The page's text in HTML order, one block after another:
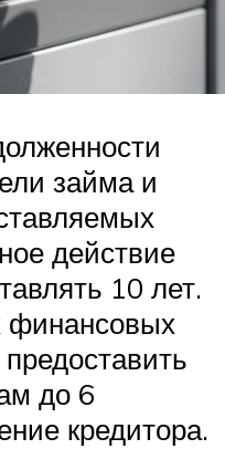
займа и
действие
10 лет.
финансовых
до 6
кредитора.